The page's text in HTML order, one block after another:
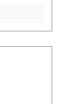
und